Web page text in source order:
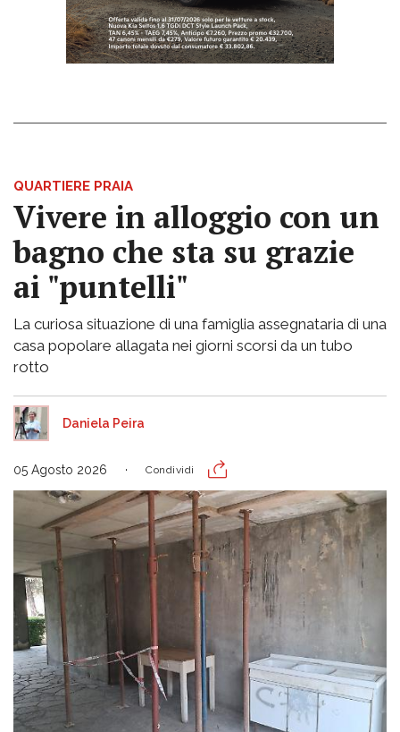
QUARTIERE PRAIA
Vivere in alloggio con un
bagno che sta su grazie
ai "puntelli"
La curiosa situazione di una famiglia assegnataria di una
casa popolare allagata nei giorni scorsi da un tubo
rotto
Daniela Peira
05 Agosto 2026 Condividi